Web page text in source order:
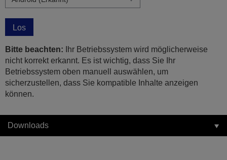
Los
Bitte beachten: Ihr Betriebssystem wird möglicherweise
nicht korrekt erkannt. Es ist wichtig, dass Sie Ihr
Betriebssystem oben manuell auswählen, um
sicherzustellen, dass Sie kompatible Inhalte anzeigen
können.
Downloads